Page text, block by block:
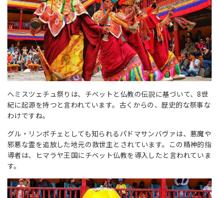
へミスツェチュ祭りは、チベットと仏教の伝説に基づいて、8世
紀に起源を持つと言われています。古くからの、歴史的な祭事な
わけですね。
グル・リンポチェとしても知られるパドマサンバヴァは、悪魔や
邪悪な霊を追放した地元の救世主とされています。この精神的指
導者は、ヒマラヤ王国にチベット仏教を導入したと言われていま
す。